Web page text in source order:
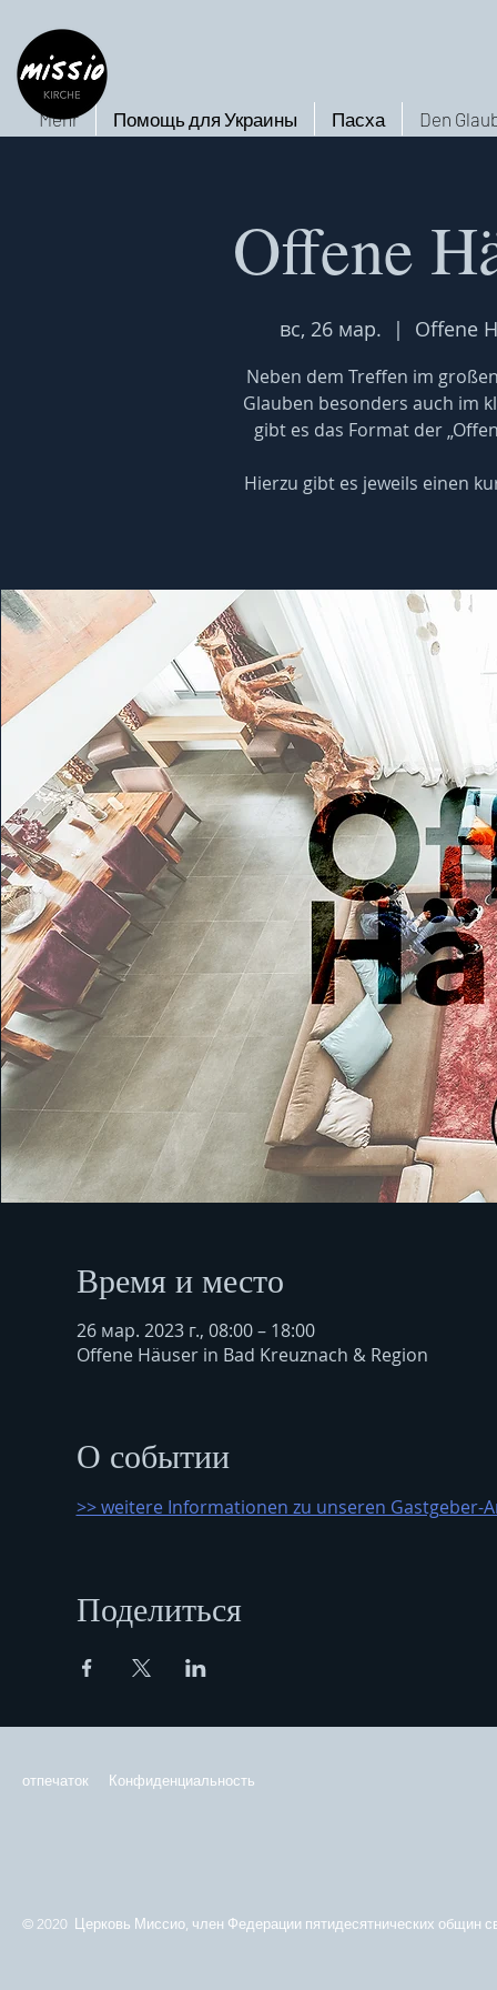
Den
Пасха
Помощь для Украины
Mehr
Offene
вс, 26 мар.
  |
Offene
Neben dem Treffen im
Glauben besonders auch im
gibt es das Format der
Hierzu gibt es jeweils einen
Время и место
26 мар. 2023 г., 08:00 – 18:00
Offene Häuser in Bad Kreuznach & Region
О событии
>> weitere Informationen zu unseren Gastgeber-
Поделиться
отпечаток Конфиденциальность
© 2020 Церковь Миссио, член Федерации пятидесятнических общин